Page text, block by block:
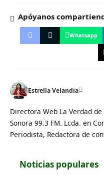
Apóyanos
Whatsapp
Estrella Velandia
Directora Web La Verdad
Sonora 99.3 FM. Lcda. en
Periodista, Redactora de
Noticias populares